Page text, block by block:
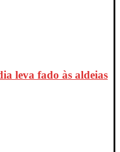
leva fado às aldeias